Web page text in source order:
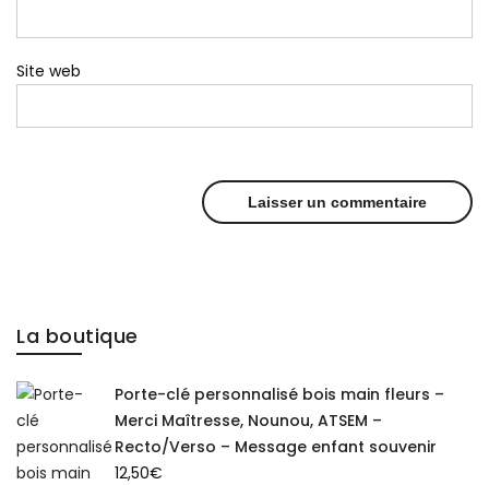
Site web
La boutique
Porte-clé personnalisé bois main fleurs –
Merci Maîtresse, Nounou, ATSEM –
Recto/Verso – Message enfant souvenir
12,50€